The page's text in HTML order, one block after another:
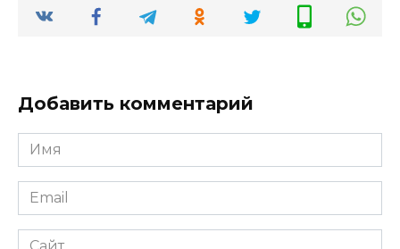
Добавить комментарий
Имя
Email
Сайт